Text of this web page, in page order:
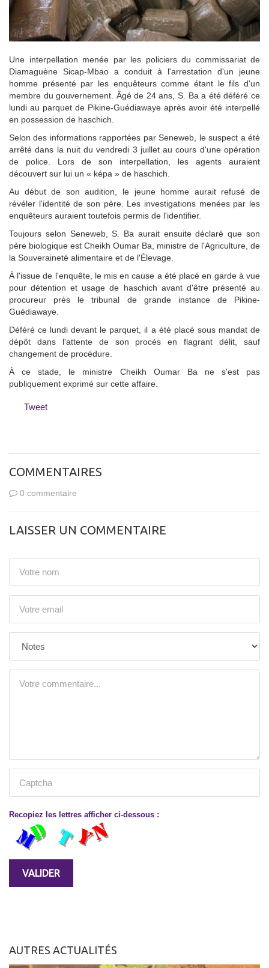
Une interpellation menée par les policiers du commissariat de
Diamaguène Sicap-Mbao a conduit à l'arrestation d'un jeune
homme présenté par les enquêteurs comme étant le fils d'un
membre du gouvernement. Âgé de 24 ans, S. Ba a été déféré ce
lundi au parquet de Pikine-Guédiawaye après avoir été interpellé
en possession de haschich.
Selon des informations rapportées par Seneweb, le suspect a été
arrêté dans la nuit du vendredi 3 juillet au cours d'une opération
de police. Lors de son interpellation, les agents auraient
découvert sur lui un « képa » de haschich.
Au début de son audition, le jeune homme aurait refusé de
révéler l'identité de son père. Les investigations menées par les
enquêteurs auraient toutefois permis de l'identifier.
Toujours selon Seneweb, S. Ba aurait ensuite déclaré que son
père biologique est Cheikh Oumar Ba, ministre de l'Agriculture, de
la Souveraineté alimentaire et de l'Élevage.
À l'issue de l'enquête, le mis en cause a été placé en garde à vue
pour détention et usage de haschich avant d'être présenté au
procureur près le tribunal de grande instance de Pikine-
Guédiawaye.
Déféré ce lundi devant le parquet, il a été placé sous mandat de
dépôt dans l'attente de son procès en flagrant délit, sauf
changement de procédure.
À ce stade, le ministre Cheikh Oumar Ba ne s'est pas
publiquement exprimé sur cette affaire.
Tweet
COMMENTAIRES
0 commentaire
LAISSER UN COMMENTAIRE
Recopiez les lettres afficher ci-dessous :
AUTRES ACTUALITÉS